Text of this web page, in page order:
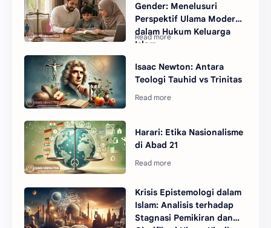
Gender: Menelusuri
Perspektif Ulama Modern
dalam Hukum Keluarga
Islam
Isaac Newton: Antara
Teologi Tauhid vs Trinitas
Harari: Etika Nasionalisme
di Abad 21
Krisis Epistemologi dalam
Islam: Analisis terhadap
Stagnasi Pemikiran dan